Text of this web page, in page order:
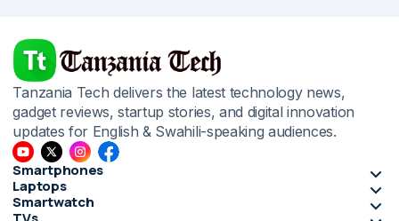
Tanzania Tech delivers the latest technology news,
gadget reviews, startup stories, and digital innovation
updates for English & Swahili-speaking audiences.
Smartphones
Laptops
Smartwatch